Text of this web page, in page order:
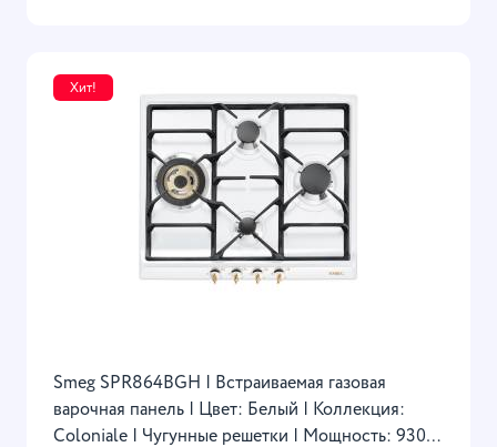
Хит!
Smeg SPR864BGH | Встраиваемая газовая
варочная панель | Цвет: Белый | Коллекция:
Coloniale | Чугунные решетки | Мощность: 9300